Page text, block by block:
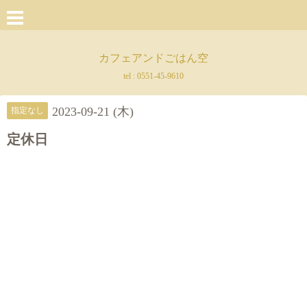
カフェアンドごはん空
tel : 0551-45-9610
指定なし 2023-09-21 (木)
定休日